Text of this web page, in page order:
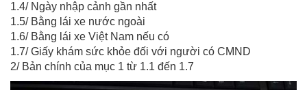
1.4/ Ngày nhập cảnh gần nhất
1.5/ Bằng lái xe nước ngoài
1.6/ Bằng lái xe Việt Nam nếu có
1.7/ Giấy khám sức khỏe đối với người có CMND
2/ Bản chính của mục 1 từ 1.1 đến 1.7